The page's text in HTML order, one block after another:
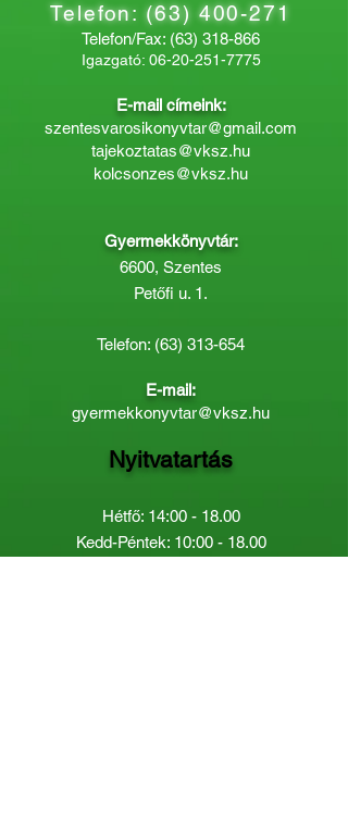
Telefon:(63) 400-271
Telefon/Fax: (63) 318-866
Igazgató: 06-20-251-7775
E-mail címeink:
szentesvarosikonyvtar@gmail.com
tajekoztatas@vksz.hu
kolcsonzes@vksz.hu
Gyermekkönyvtár:
6600, Szentes
Petőfi u. 1.
Telefon: (63) 313-654
E-mail:
gyermekkonyvtar@vksz.hu
Nyitvatartás
Hétfő: 14:00 - 18.00
Kedd-Péntek: 10:00 - 18.00